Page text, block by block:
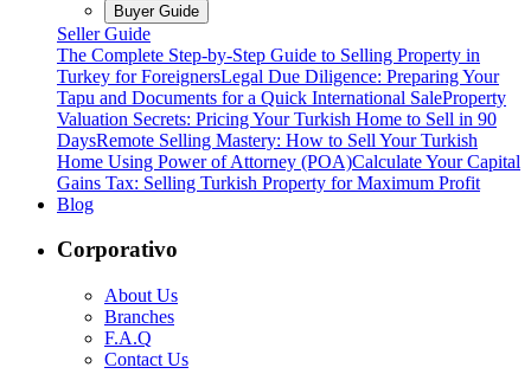
Buyer Guide
Seller Guide
The Complete Step-by-Step Guide to Selling Property in
Turkey for ForeignersLegal Due Diligence: Preparing Your
Tapu and Documents for a Quick International SaleProperty
Valuation Secrets: Pricing Your Turkish Home to Sell in 90
DaysRemote Selling Mastery: How to Sell Your Turkish
Home Using Power of Attorney (POA)Calculate Your Capital
Gains Tax: Selling Turkish Property for Maximum Profit
Blog
Corporativo
About Us
Branches
F.A.Q
Contact Us